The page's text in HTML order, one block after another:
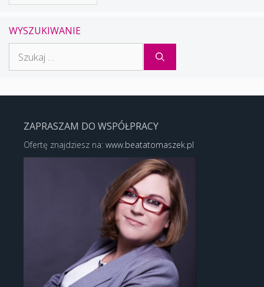
WYSZUKIWANIE
ZAPRASZAM DO WSPÓŁPRACY
Ofertę znajdziesz na: www.beatatomaszek.pl